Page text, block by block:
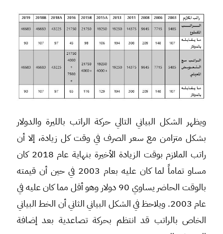
ويظهر الشكل البياني التالي حركة الراتب بالليرة والدولار
بشكل متزامن مع سعر الصرف في وقت كل زيادة، إلا أن
راتب الملازم بوقت الزيادة الأخيرة بنهاية عام 2018 كان
مساو تماماً لما كان عليه بعام 2003 في حين أن قيمته
بالوقت الحاضر يساوي 90 دولار وهو أقل مما كان عليه في
عام 2003. ويلاحظ في الشكل البياني الثاني أن الخط البياني
الخاص بالراتب قد انتظم بحركة تصاعدية بعد إضافة